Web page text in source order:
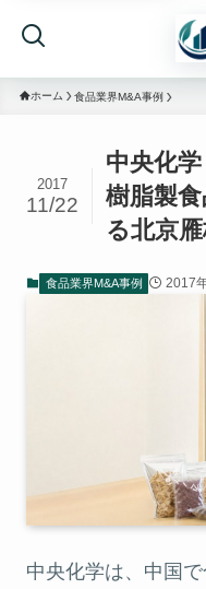
ホーム 食品業界M&A事例
中央化
樹脂製
る北京
2017
11/22
食品業界M&A事例 2017
中央化学は、中国